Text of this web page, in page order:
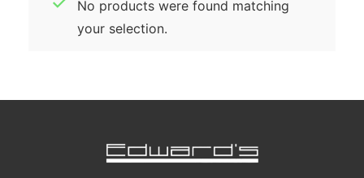
No products were found matching
your selection.